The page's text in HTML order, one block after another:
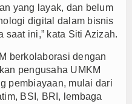
yang layak, dan belum
digital dalam bisnis
saat ini,” kata Siti Azizah.
berkolaborasi dengan
pengusaha UMKM
pembiayaan, mulai dari
BSI, BRI, lembaga